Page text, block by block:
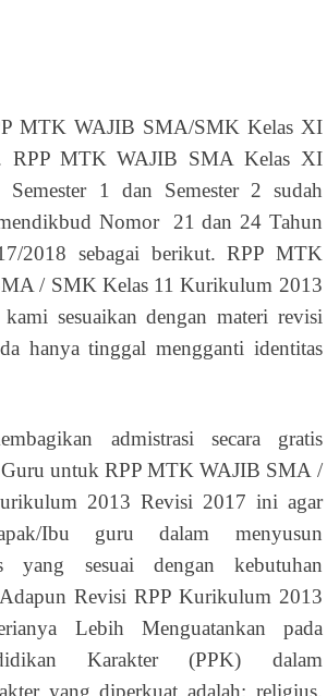
MTK WAJIB SMA/SMK Kelas XI
RPP MTK WAJIB SMA Kelas XI
1 dan Semester 2 sudah
Nomor 21 dan 24 Tahun
2018 sebagai berikut. RPP MTK
/ SMK Kelas 11 Kurikulum 2013
sesuaikan dengan materi revisi
hanya tinggal mengganti identitas
admistrasi secara gratis
untuk RPP MTK WAJIB SMA /
2013 Revisi 2017 ini agar
Ibu guru dalam menyusun
yang sesuai dengan kebutuhan
Revisi RPP Kurikulum 2013
Lebih Menguatankan pada
Karakter (PPK) dalam
yang diperkuat adalah: religius,